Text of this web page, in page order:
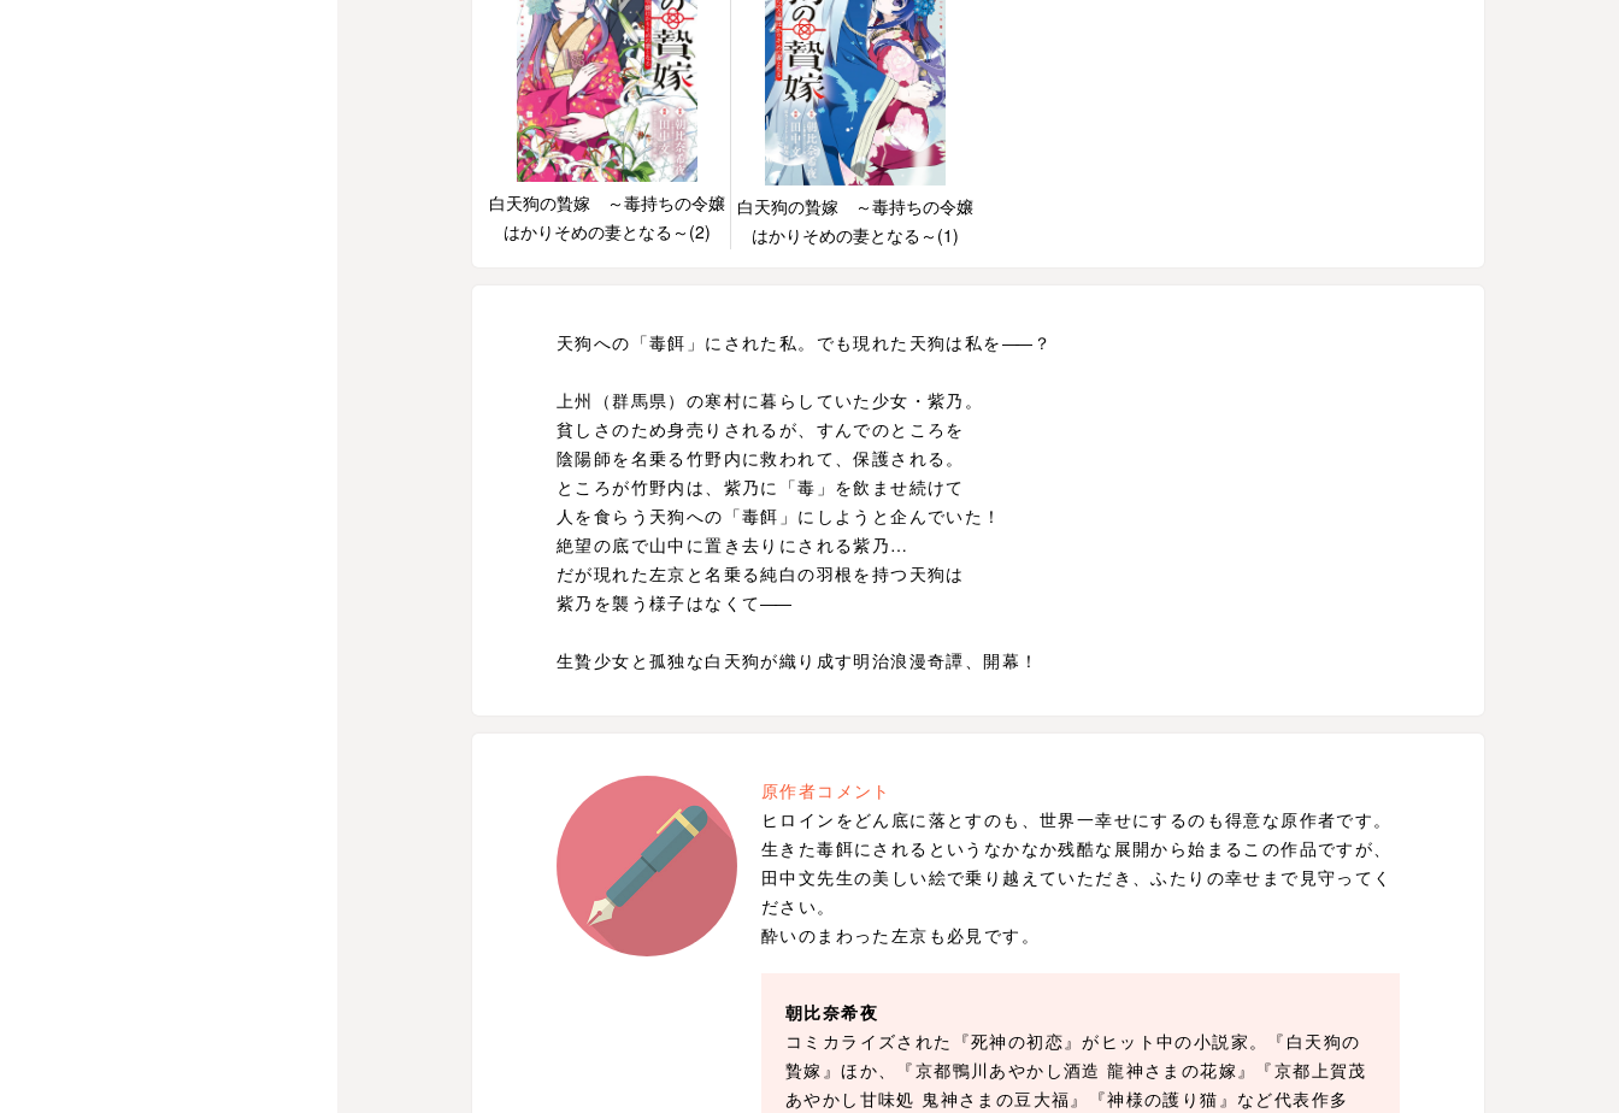
白天狗の贄嫁 ～毒持ちの令嬢
はかりそめの妻となる～(2)
白天狗の贄嫁 ～毒持ちの令嬢
はかりそめの妻となる～(1)
天狗への「毒餌」にされた私。でも現れた天狗は私を――？
上州（群馬県）の寒村に暮らしていた少女・紫乃。
貧しさのため身売りされるが、すんでのところを
陰陽師を名乗る竹野内に救われて、保護される。
ところが竹野内は、紫乃に「毒」を飲ませ続けて
人を食らう天狗への「毒餌」にしようと企んでいた！
絶望の底で山中に置き去りにされる紫乃…
だが現れた左京と名乗る純白の羽根を持つ天狗は
紫乃を襲う様子はなくて――
生贄少女と孤独な白天狗が織り成す明治浪漫奇譚、開幕！
原作者コメント
ヒロインをどん底に落とすのも、世界一幸せにするのも得意な原作者です。
生きた毒餌にされるというなかなか残酷な展開から始まるこの作品ですが、
田中文先生の美しい絵で乗り越えていただき、ふたりの幸せまで見守ってく
ださい。
酔いのまわった左京も必見です。
朝比奈希夜
コミカライズされた『死神の初恋』がヒット中の小説家。『白天狗の
贄嫁』ほか、『京都鴨川あやかし酒造 龍神さまの花嫁』『京都上賀茂
あやかし甘味処 鬼神さまの豆大福』『神様の護り猫』など代表作多